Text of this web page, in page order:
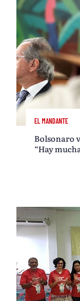
EL MANDANTE
Bolsonaro
“Hay